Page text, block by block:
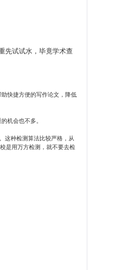
先试试水，毕竟学术查
快捷方便的写作论文，降低
机会也不多。
这种检测算法比较严格，从
是用万方检测，就不要去检